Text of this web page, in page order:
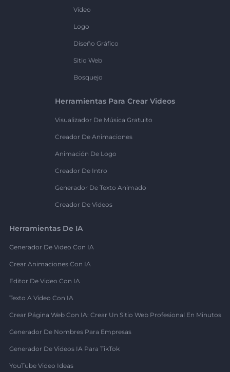
Vídeo
Logo
Diseño Gráfico
Sitio Web
Bosquejo
Herramientas Para Crear Videos
Visualizador De Música Gratuito
Creador De Animaciones
Animación De Logo
Creador De Intro
Generador De Texto Animado
Creador De Videos
Herramientas De IA
Generador De Video Con IA
Crear Animaciones Con IA
Editor De Video Con IA
Texto A Video Con IA
Crear Página Web Con IA: Crear Un Sitio Web Profesional En Minutos
Generador De Nombres Para Empresas
Generador De Videos IA Para TikTok
YouTube Video Ideas